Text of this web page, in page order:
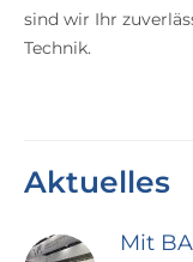
sind wir Ihr
Technik.
Aktuelles
Mit